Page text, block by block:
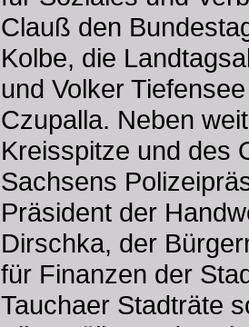
Clauß den
Kolbe, die
und Volker
Czupalla. Neben
Kreisspitze und des
Sachsens
Präsident der
Dirschka, der
für Finanzen der
Tauchaer Stadträte